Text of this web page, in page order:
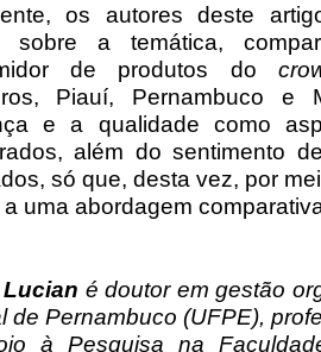
os autores deste
sobre a temática,
de produtos do
Piauí, Pernambuco e
e a qualidade como
além do sentimento
só que, desta vez, por
uma abordagem
é doutor em gestão
de Pernambuco (UFPE),
à Pesquisa na